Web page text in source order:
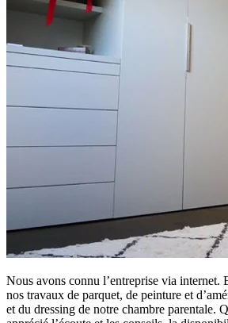
Nous avons connu l’entreprise via internet.
nos travaux de parquet, de peinture et
et du dressing de notre chambre parentale.